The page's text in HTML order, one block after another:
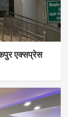
एक्सप्रेस